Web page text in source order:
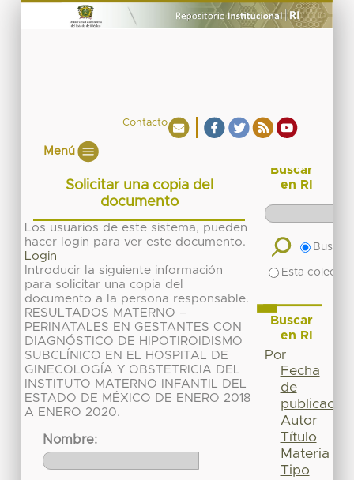
Contacto
Menú
Solicitar una copia del
documento
Los usuarios de este sistema, pueden
hacer login para ver este documento.
Login
Introducir la siguiente información
para solicitar una copia del
documento a la persona responsable.
RESULTADOS MATERNO –
PERINATALES EN GESTANTES CON
DIAGNÓSTICO DE HIPOTIROIDISMO
SUBCLÍNICO EN EL HOSPITAL DE
GINECOLOGÍA Y OBSTETRICIA DEL
INSTITUTO MATERNO INFANTIL DEL
ESTADO DE MÉXICO DE ENERO 2018
A ENERO 2020.
Nombre:
Buscar
en RI
Buscar
Esta
Buscar
en RI
Por
Fecha
de
publicación
Autor
Título
Materia
Tipo